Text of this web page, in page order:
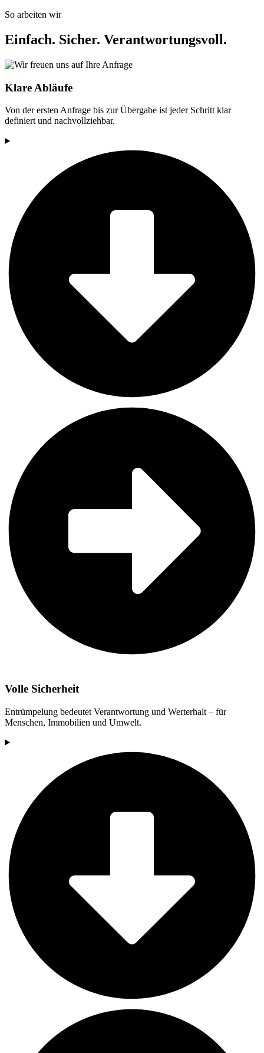
So arbeiten wir
Einfach. Sicher. Verantwortungsvoll.
Klare Abläufe
Von der ersten Anfrage bis zur Übergabe ist jeder Schritt klar
definiert und nachvollziehbar.
Volle Sicherheit
Entrümpelung bedeutet Verantwortung und Werterhalt – für
Menschen, Immobilien und Umwelt.